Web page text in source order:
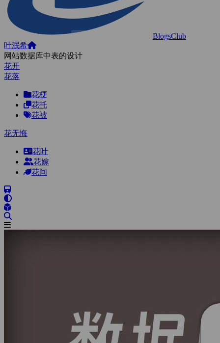
BlogsClub
叶泯希
网站数据库中表的设计
花开
花落
花梗
花托
花被
花无悔
花叶
花嫁
花间